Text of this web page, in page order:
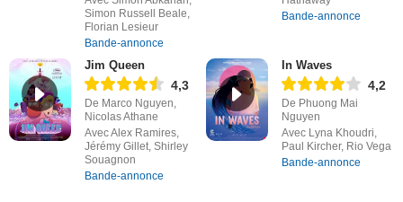
Simon Russell Beale,
Florian Lesieur
Bande-annonce
Bande-annonce
Jim Queen
4,3
De Marco Nguyen,
Nicolas Athane
Avec Alex Ramires,
Jérémy Gillet, Shirley
Souagnon
Bande-annonce
In Waves
4,2
De Phuong Mai
Nguyen
Avec Lyna Khoudri,
Paul Kircher, Rio Vega
Bande-annonce